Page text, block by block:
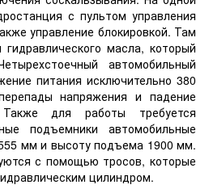
с пультом управления
управление блокировкой. Там
масла, который
автомобильный
питания исключительно 380
напряжения и падение
для работы требуется
подъемники автомобильные
мм и высоту подъема 1900 мм.
с помощью тросов, которые
цилиндром.